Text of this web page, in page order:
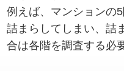
例えば、マンションの
詰まらしてしまい、詰
合は各階を調査する必